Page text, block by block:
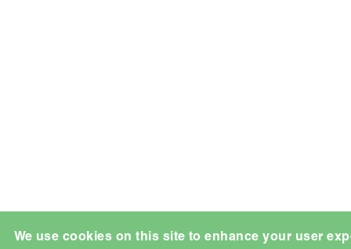
We use cookies on this site to enhance your user